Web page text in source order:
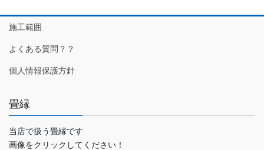
施工範囲
よくある質問？？
個人情報保護方針
畳縁
当店で扱う畳縁です
画像をクリックしてください！